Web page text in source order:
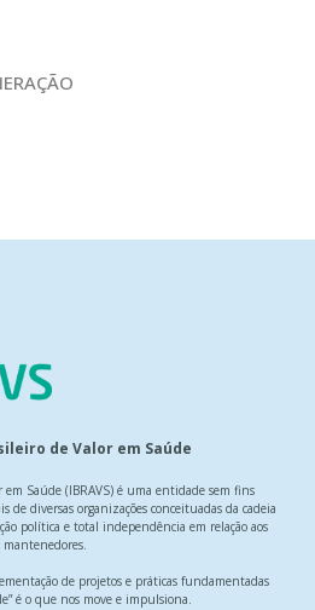
de Valor em Saúde
Saúde (IBRAVS) é uma entidade sem fins
de diversas organizações conceituadas da cadeia
política e total independência em relação aos
mantenedores.
de projetos e práticas fundamentadas
é o que nos move e impulsiona.